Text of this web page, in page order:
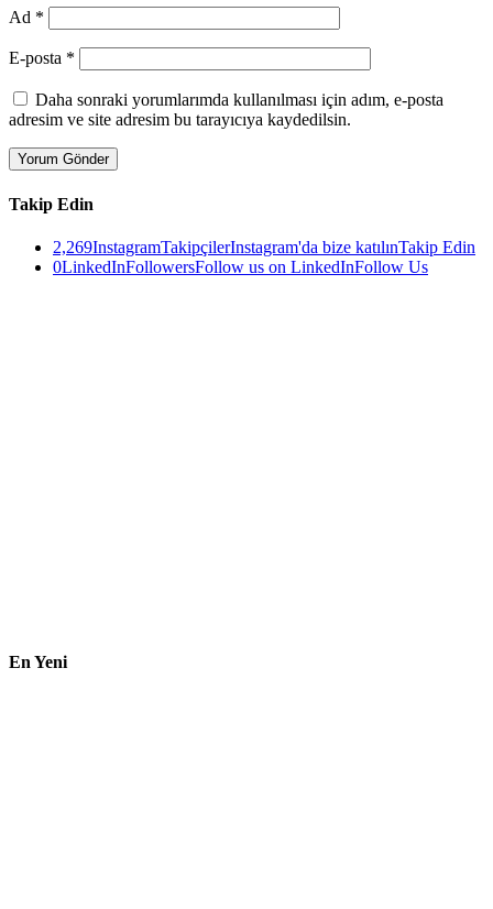
Ad *
E-posta *
Daha sonraki yorumlarımda kullanılması için adım, e-posta
adresim ve site adresim bu tarayıcıya kaydedilsin.
Takip Edin
2,269InstagramTakipçilerInstagram'da bize katılınTakip Edin
0LinkedInFollowersFollow us on LinkedInFollow Us
En Yeni